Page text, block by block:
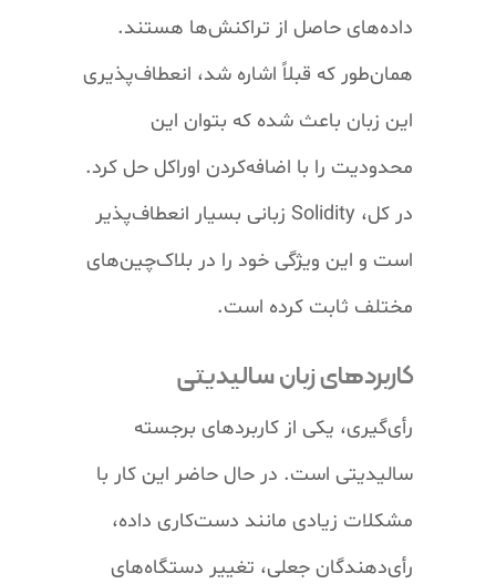
داده‌های حاصل از تراکنش‌ها هستند.
همان‌طور که قبلاً اشاره شد، انعطاف‌پذیری
این زبان باعث شده که بتوان این
محدودیت را با اضافه‌کردن اوراکل حل کرد.
در کل، Solidity زبانی بسیار انعطاف‌پذیر
است و این ویژگی خود را در بلاک‌چین‌های
مختلف ثابت کرده است.
کاربرد‌های زبان سالیدیتی
رأی‌گیری، یکی از کاربرد‌های برجسته
سالیدیتی است. در حال حاضر این کار با
مشکلات زیادی مانند دست‌کاری داده،
رأی‌دهندگان جعلی، تغییر دستگاه‌های